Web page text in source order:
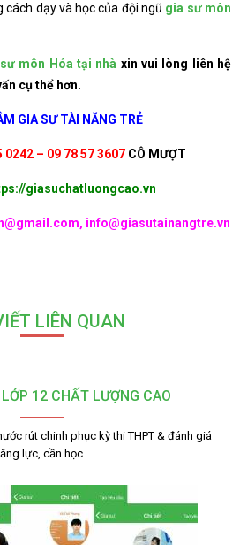
cách dạy và học của đội ngũ gia sư môn
môn Hóa tại nhà xin vui lòng liên hệ
cụ thể hơn.
GIA SƯ TÀI NĂNG TRẺ
0242 – 09 78 57 3607 CÔ MƯỢT
giasuchatluongcao.vn
info@giasutainangtre.vn
LIÊN QUAN
12 CHẤT LƯỢNG CAO
rút chinh phục kỳ thi THPT & đánh giá
lực, cần học…